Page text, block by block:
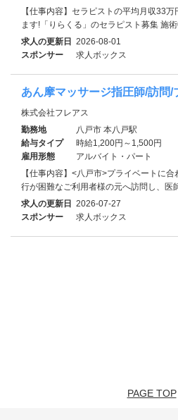
【仕事内容】セラピストの平均月収33
ます!「りらくる」のセラピスト募集 施
求人の更新日 2026-08-01
スポンサー
求人ボックス
あん摩マッサージ指圧師/訪問/
株式会社フレアス
勤務地
八戸市 本八戸駅
給与タイプ
時給1,200円～1,500円
雇用形態
アルバイト・パート
【仕事内容】<八戸市>プライベートに
行が困難なご利用者様の元へ訪問し、医
求人の更新日 2026-07-27
スポンサー
求人ボックス
PAGE TOP